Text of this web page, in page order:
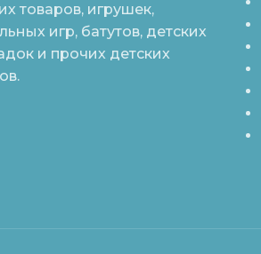
товаров, игрушек,
игр, батутов, детских
и прочих детских